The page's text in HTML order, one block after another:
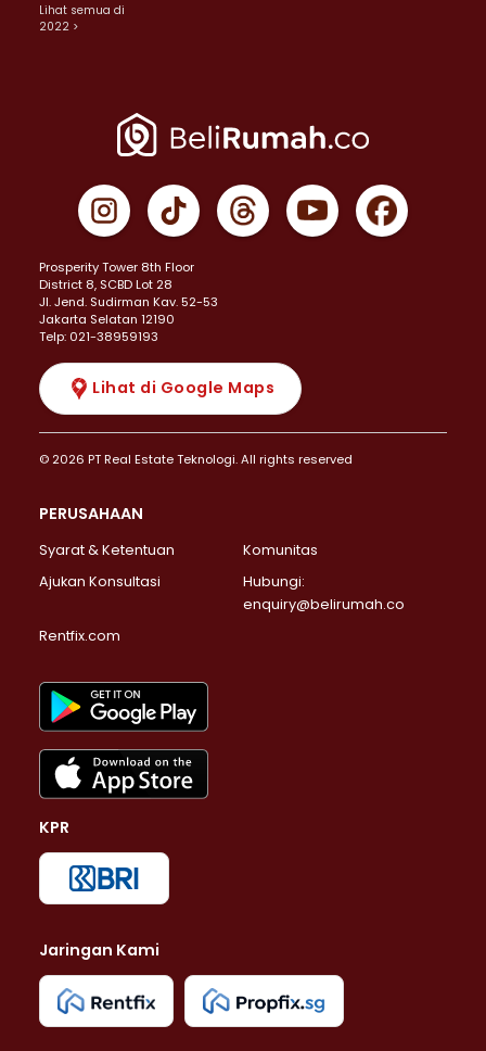
Lihat semua di
2022 >
Prosperity Tower 8th Floor
District 8, SCBD Lot 28
JI. Jend. Sudirman Kav. 52-53
Jakarta Selatan 12190
Telp: 021-38959193
Lihat di Google Maps
© 2026 PT Real Estate Teknologi. All rights reserved
PERUSAHAAN
Syarat & Ketentuan
Komunitas
Ajukan Konsultasi
Hubungi:
enquiry@belirumah.co
Rentfix.com
KPR
Jaringan Kami